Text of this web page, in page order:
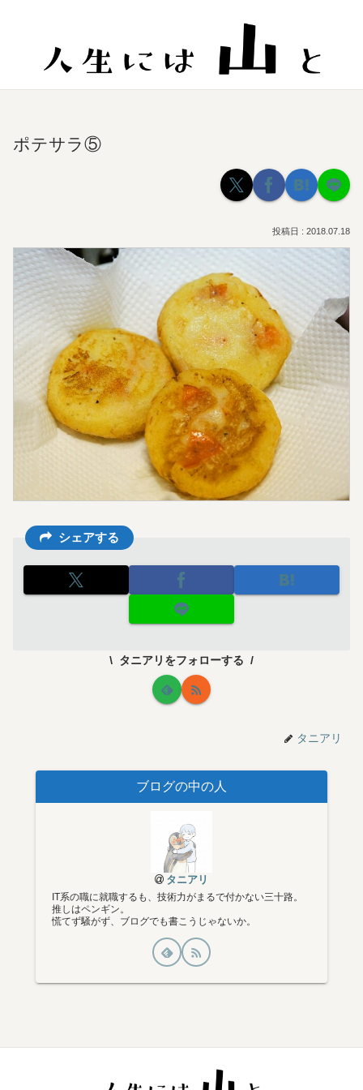
ポテサラ⑤
2018.07.18
シェアする
タニアリをフォローする
タニアリ
ブログの中の人
タニアリ
IT系の職に就職するも、技術力がまるで付かない三十路。
推しはペンギン。
慌てず騒がず、ブログでも書こうじゃないか。